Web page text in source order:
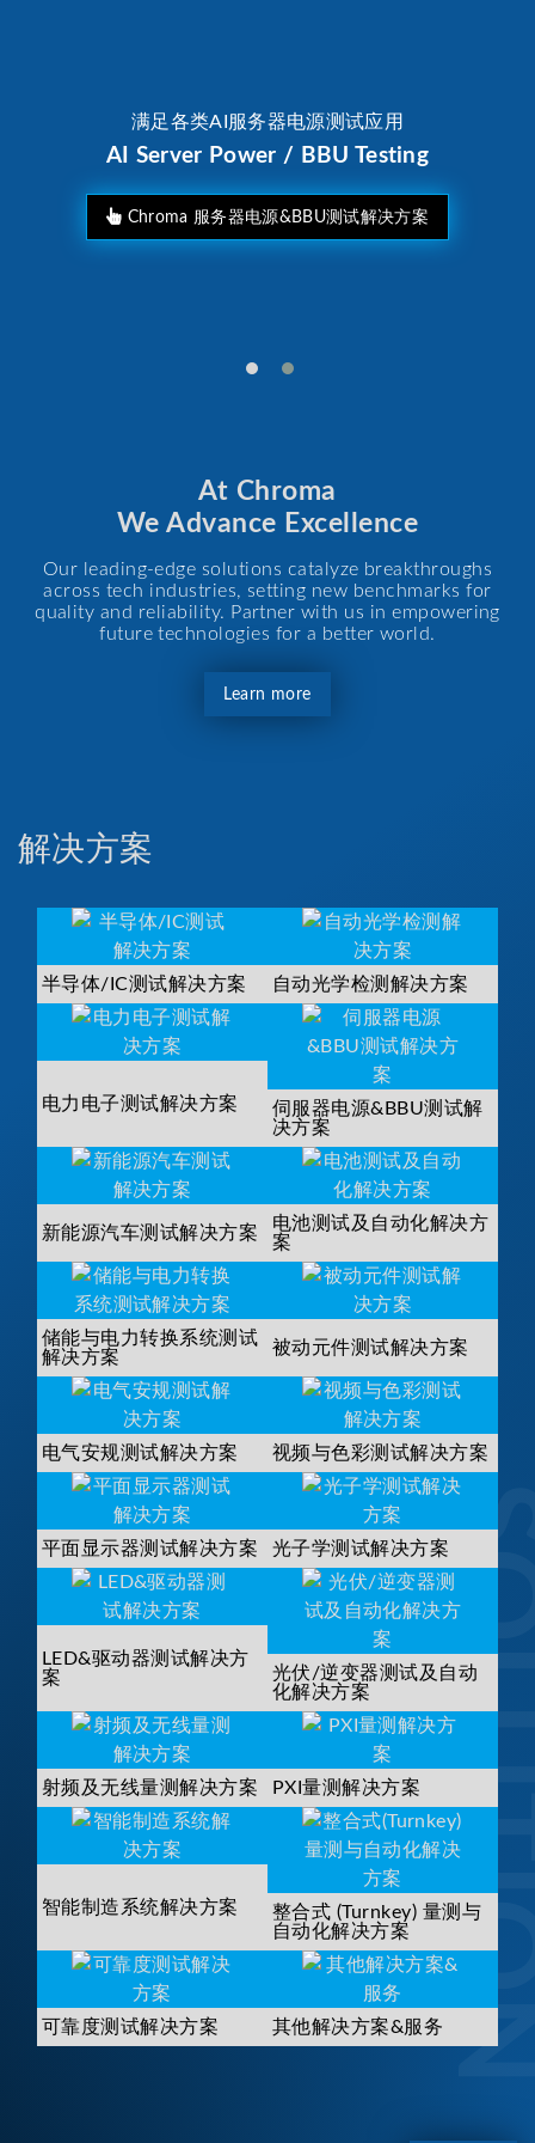
满足各类AI服务器电源测试应用
AI Server Power / BBU Testing
Chroma 服务器电源&BBU测试解决方案
At Chroma
We Advance Excellence
Our leading-edge solutions catalyze breakthroughs
across tech industries, setting new benchmarks for
quality and reliability. Partner with us in empowering
future technologies for a better world.
Learn more
解决方案
半导体/IC测试解决方案 自动光学检测解决方案
电力电子测试解决方案
伺服器电源&BBU测试解
决方案
新能源汽车测试解决方案
电池测试及自动化解决方
案
储能与电力转换系统测试
解决方案
被动元件测试解决方案
电气安规测试解决方案 视频与色彩测试解决方案
平面显示器测试解决方案 光子学测试解决方案
LED&驱动器测试解决方
案
光伏/逆变器测试及自动
化解决方案
射频及无线量测解决方案 PXI量测解决方案
智能制造系统解决方案
整合式 (Turnkey) 量测与
自动化解决方案
可靠度测试解决方案 其他解决方案&服务